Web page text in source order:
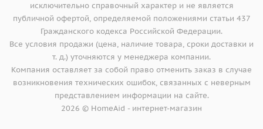
исключительно справочный характер и не является
публичной офертой, определяемой положениями статьи 437
Гражданского кодекса Российской Федерации.
Все условия продажи (цена, наличие товара, сроки доставки и
т. д.) уточняются у менеджера компании.
Компания оставляет за собой право отменить заказ в случае
возникновения технических ошибок, связанных с неверным
представлением информации на сайте.
2026 © HomeAid - интернет-магазин